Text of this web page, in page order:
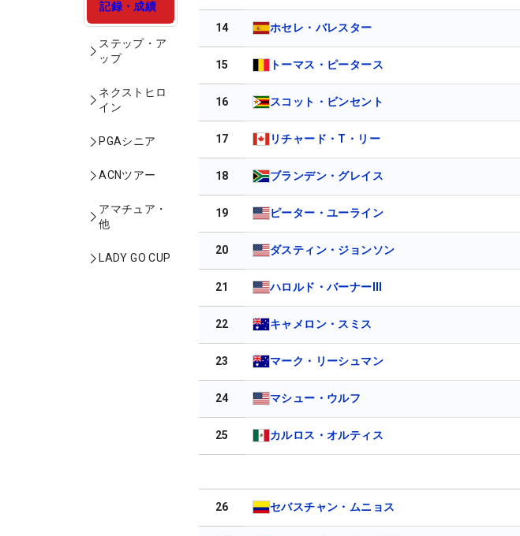
記録・成績
ステップ・ア
ップ
ネクストヒロ
イン
PGAシニア
ACNツアー
アマチュア・
他
LADY GO CUP
14 ホセレ・バレスター
15 トーマス・ピータース
16 スコット・ビンセント
17 リチャード・T・リー
18 ブランデン・グレイス
19 ピーター・ユーライン
20 ダスティン・ジョンソン
21 ハロルド・バーナーIII
22 キャメロン・スミス
23 マーク・リーシュマン
24 マシュー・ウルフ
25 カルロス・オルティス
26 セバスチャン・ムニョス